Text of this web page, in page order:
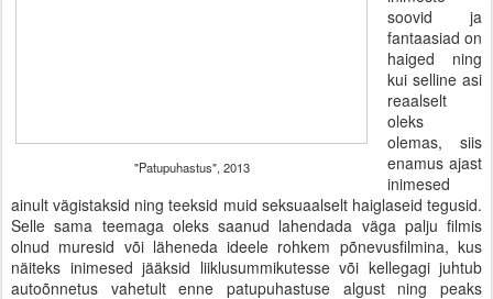
"Patupuhastus", 2013
soovid ja
fantaasiad on
haiged ning
kui selline asi
reaalselt
oleks
olemas, siis
enamus ajast
inimesed
ainult vägistaksid ning teeksid muid seksuaalselt haiglaseid tegusid.
Selle sama teemaga oleks saanud lahendada väga palju filmis
olnud muresid või läheneda ideele rohkem põnevusfilmina, kus
näiteks inimesed jääksid liiklusummikutesse või kellegagi juhtub
autoõnnetus vahetult enne patupuhastuse algust ning peaks